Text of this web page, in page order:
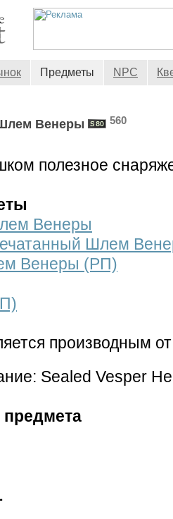
Предметы NPC
Венеры 560
полезное
Венеры
Шлем
Венеры (РП)
производным
Sealed Vesper
предмета